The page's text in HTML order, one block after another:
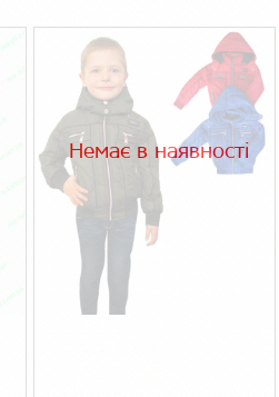
Немає в наявності